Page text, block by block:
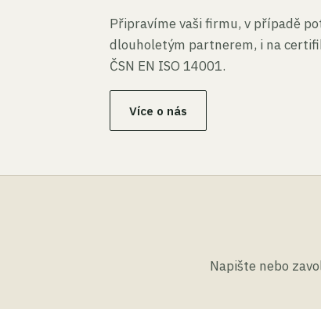
Připravíme vaši firmu, v případě
dlouholetým partnerem, i na
ČSN EN ISO 14001.
Více o nás
Napište nebo